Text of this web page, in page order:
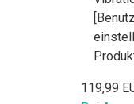
119,99